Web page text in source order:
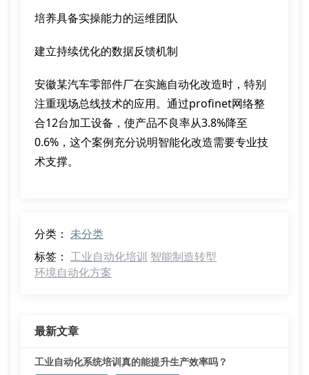
培养具备实操能力的运维团队
建立持续优化的数据反馈机制
安徽某汽车零部件厂在实施自动化改造时，特别
注重现场总线技术的应用。通过profinet网络整
合12台加工设备，使产品不良率从3.8%降至
0.6%，这个案例充分说明智能化改造需要专业技
术支撑。
分类： 未分类
标签： 工业自动化培训 智能制造转型
环境自动化方案
最新文章
工业自动化系统培训真的能提升生产效率吗？